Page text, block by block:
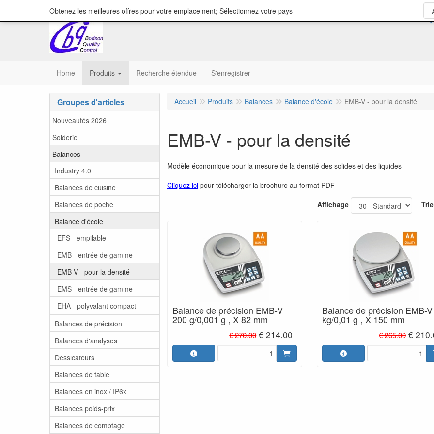
Home Produits Recherche étendue S'enregistrer
Groupes d'articles
Nouveautés 2026
Solderie
Balances
Industry 4.0
Balances de cuisine
Balances de poche
Balance d'école
EFS - empilable
EMB - entrée de gamme
EMB-V - pour la densité
EMS - entrée de gamme
EHA - polyvalant compact
Balances de précision
Balances d'analyses
Dessicateurs
Balances de table
Balances en inox / IP6x
Balances poids-prix
Balances de comptage
Accueil Produits Balances Balance d'école EMB-V - pour la densité
EMB-V - pour la densité
Modèle économique pour la mesure de la densité des solides et des liquides
Cliquez ici pour télécharger la brochure au format PDF
Affichage
Balance de précision EMB-V
200 g/0,001 g , X 82 mm
€ 270.00 € 214.00
Balance de précision EMB-
kg/0,01 g , X 150 mm
€ 265.00 €
Obtenez les meilleures offres pour votre emplacement; Sélectionnez votre pays